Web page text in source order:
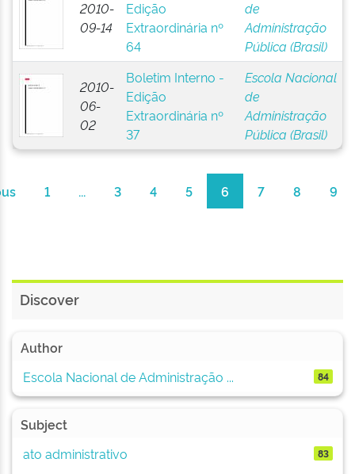
2010-
09-14
Edição
Extraordinária nº
64
de
Administração
Pública (Brasil)
2010-
06-
02
Boletim Interno -
Edição
Extraordinária nº
37
Escola Nacional
de
Administração
Pública (Brasil)
1 ... 3 4 5 6 7 8 9
Discover
Author
Escola Nacional de Administração ...
84
Subject
ato administrativo
83